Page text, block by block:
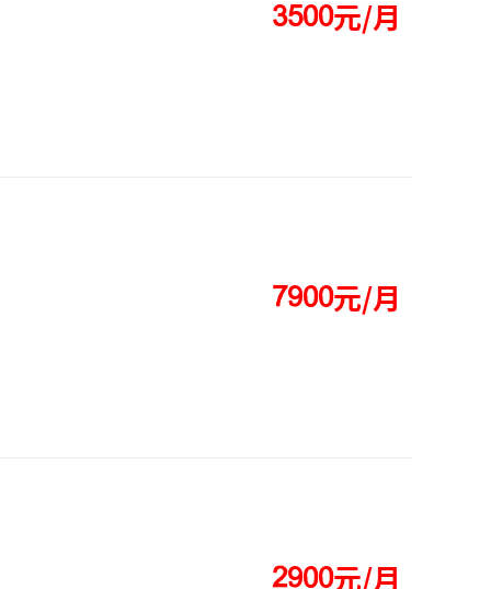
元/月
元/月
元/月